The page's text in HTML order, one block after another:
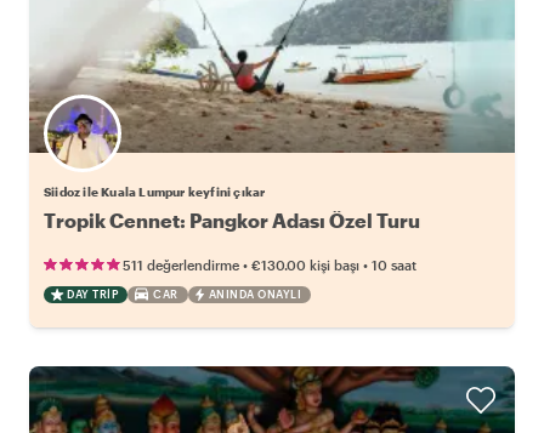
Siidoz ile Kuala Lumpur keyfini çıkar
Tropik Cennet: Pangkor Adası Özel Turu
511 değerlendirme • €130.00 kişi başı • 10 saat
DAY TRIP CAR ANINDA ONAYLI